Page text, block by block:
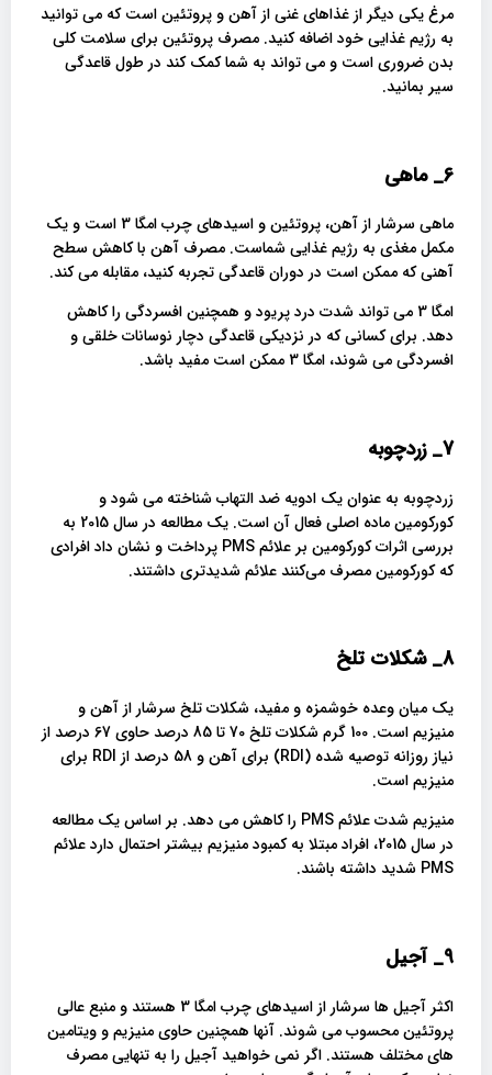
مرغ یکی دیگر از غذاهای غنی از آهن و پروتئین است که می توانید
به رژیم غذایی خود اضافه کنید. مصرف پروتئین برای سلامت کلی
بدن ضروری است و می تواند به شما کمک کند در طول قاعدگی
سیر بمانید.
6_ ماهی
ماهی سرشار از آهن، پروتئین و اسیدهای چرب امگا 3 است و یک
مکمل مغذی به رژیم غذایی شماست. مصرف آهن با کاهش سطح
آهنی که ممکن است در دوران قاعدگی تجربه کنید، مقابله می کند.
امگا 3 می تواند شدت درد پریود و همچنین افسردگی را کاهش
دهد. برای کسانی که در نزدیکی قاعدگی دچار نوسانات خلقی و
افسردگی می شوند، امگا 3 ممکن است مفید باشد.
7_ زردچوبه
زردچوبه به عنوان یک ادویه ضد التهاب شناخته می شود و
کورکومین ماده اصلی فعال آن است. یک مطالعه در سال 2015 به
بررسی اثرات کورکومین بر علائم PMS پرداخت و نشان داد افرادی
که کورکومین مصرف می‌کنند علائم شدیدتری داشتند.
8_ شکلات تلخ
یک میان وعده خوشمزه و مفید، شکلات تلخ سرشار از آهن و
منیزیم است. 100 گرم شکلات تلخ 70 تا 85 درصد حاوی 67 درصد از
نیاز روزانه توصیه شده (RDI) برای آهن و 58 درصد از RDI برای
منیزیم است.
منیزیم شدت علائم PMS را کاهش می دهد. بر اساس یک مطالعه
در سال 2015، افراد مبتلا به کمبود منیزیم بیشتر احتمال دارد علائم
PMS شدید داشته باشند.
9_ آجیل
اکثر آجیل ها سرشار از اسیدهای چرب امگا 3 هستند و منبع عالی
پروتئین محسوب می شوند. آنها همچنین حاوی منیزیم و ویتامین
های مختلف هستند. اگر نمی خواهید آجیل را به تنهایی مصرف